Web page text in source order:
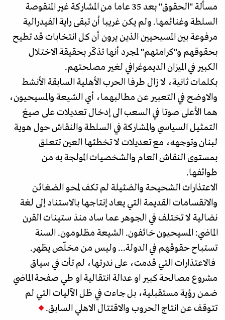
مسألة "الحقوق" بعد 35 عاما من المشاركة غير المنقوصة
السلطة وغنائمها. ولم يكن غريبا أن تبقى راية الفيدرالية
مرفوعة بين المسيحيين الذين يرون أن كل انتخابات قد تطيح
بحقوقهم و"كرامتهم" لمجرد أنها تذكّر بحقيقة الاختلال
الكبير في الميزان الديموغرافي لغير مصلحتهم.
بكلمات ثانية، لا زال طرفا الحرب الأهلية السابقة الأنشط
والاوضح في التعبير عن مطالبهما، أي الشيعة والمسيحيون،
هما الأعلى صوتا في السعب الى إدخال تعديلات على صيغ
التمثيل السياسي والمشاركة في السلطة والنقاش حول هوية
لبنان وتوجهه، مع تعديلات لا تخطئها العين تتعلق
بمستوى النقاش العام والشخصيات المولجة به من
طوائفها.
الاعتذارات الشحيحة والضئيلة لم تكف لمحو الضغائن
والانقسامات القديمة التي يعاد إنتاجها بالاستناد إلى لغة
نضالية لا تختلف في الجوهر عما ساد منذ ستينات القرن
الماضي: المسيحيون خائفون. الشيعة مظلومون. السنة
تستباح حقوقهم في الدولة... وليس من مخلّص يظهر.
فالاعتذارات التي قدمت، على ندرتها، لم تأت في سياق
مشروع مصالحة كبير او عدالة انتقالية او طي صفحة الماضي
ضمن رؤية مستقبلية، بل جاءت في ظل الآليات التي لم
تتوقف عن انتاج الحروب والاقتتال الاهلي السابق.